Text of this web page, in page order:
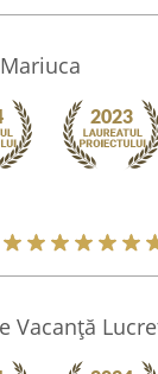
Vacanță